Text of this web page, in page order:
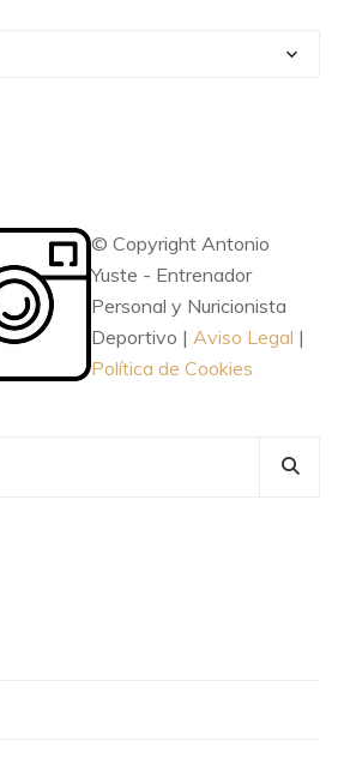
© Copyright Antonio
Yuste - Entrenador
Personal y Nuricionista
Deportivo | Aviso Legal |
Política de Cookies